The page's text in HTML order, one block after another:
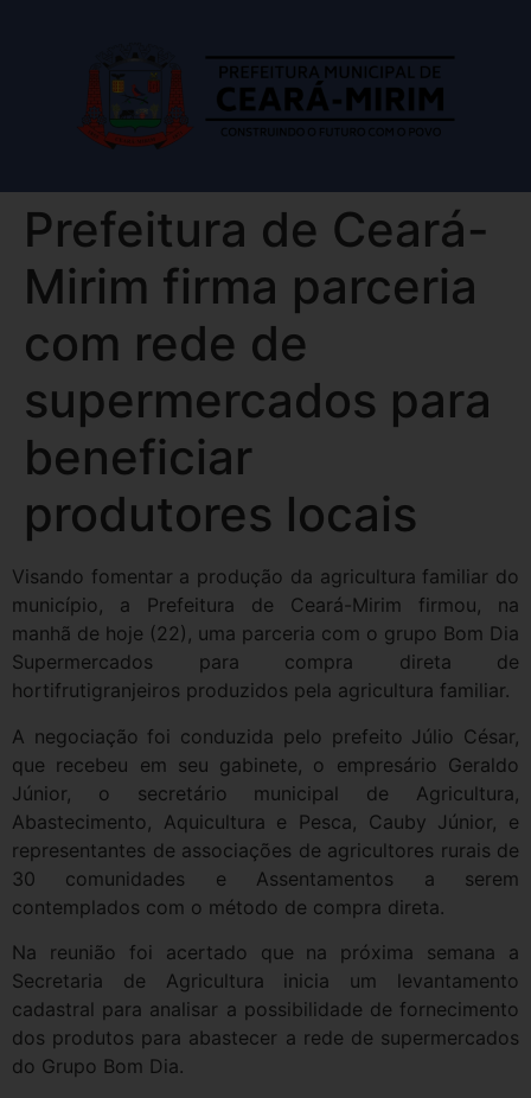
Prefeitura de Ceará-
Mirim firma parceria
com rede de
supermercados para
beneficiar
produtores locais
Visando fomentar a produção da agricultura familiar do
município, a Prefeitura de Ceará-Mirim firmou, na
manhã de hoje (22), uma parceria com o grupo Bom Dia
Supermercados para compra direta de
hortifrutigranjeiros produzidos pela agricultura familiar.
A negociação foi conduzida pelo prefeito Júlio César,
que recebeu em seu gabinete, o empresário Geraldo
Júnior, o secretário municipal de Agricultura,
Abastecimento, Aquicultura e Pesca, Cauby Júnior, e
representantes de associações de agricultores rurais de
30 comunidades e Assentamentos a serem
contemplados com o método de compra direta.
Na reunião foi acertado que na próxima semana a
Secretaria de Agricultura inicia um levantamento
cadastral para analisar a possibilidade de fornecimento
dos produtos para abastecer a rede de supermercados
do Grupo Bom Dia.